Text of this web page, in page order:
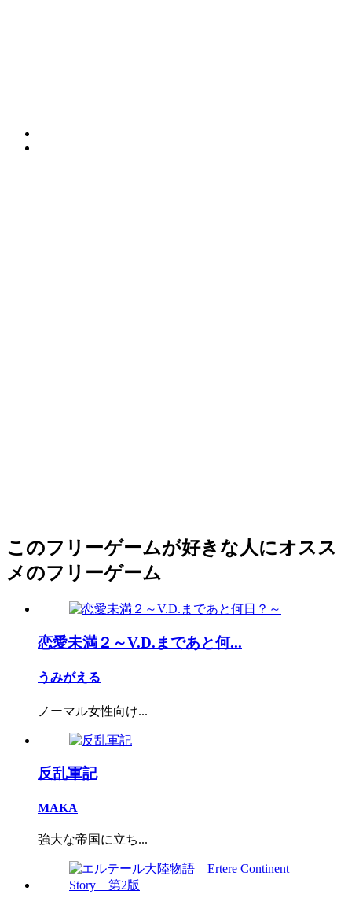
このフリーゲームが好きな人にオスス
メのフリーゲーム
恋愛未満２～V.D.まであと何...
うみがえる
ノーマル女性向け...
反乱軍記
MAKA
強大な帝国に立ち...